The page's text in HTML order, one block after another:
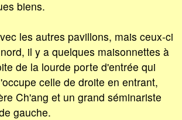
biens.
les autres pavillons, mais ceux-ci
il y a quelques maisonnettes à
de la lourde porte d'entrée qui
celle de droite en entrant,
Ch'ang et un grand séminariste
gauche.